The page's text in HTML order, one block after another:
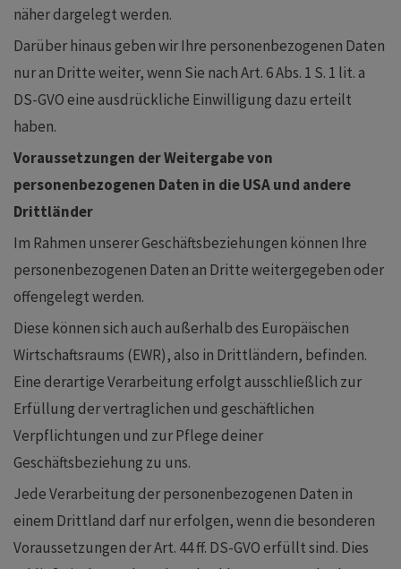
näher dargelegt werden.
Darüber hinaus geben wir Ihre personenbezogenen Daten
nur an Dritte weiter, wenn Sie nach Art. 6 Abs. 1 S. 1 lit. a
DS-GVO eine ausdrückliche Einwilligung dazu erteilt
haben.
Voraussetzungen der Weitergabe von
personenbezogenen Daten in die USA und andere
Drittländer
Im Rahmen unserer Geschäftsbeziehungen können Ihre
personenbezogenen Daten an Dritte weitergegeben oder
offengelegt werden.
Diese können sich auch außerhalb des Europäischen
Wirtschaftsraums (EWR), also in Drittländern, befinden.
Eine derartige Verarbeitung erfolgt ausschließlich zur
Erfüllung der vertraglichen und geschäftlichen
Verpflichtungen und zur Pflege deiner
Geschäftsbeziehung zu uns.
Jede Verarbeitung der personenbezogenen Daten in
einem Drittland darf nur erfolgen, wenn die besonderen
Voraussetzungen der Art. 44 ff. DS-GVO erfüllt sind. Dies